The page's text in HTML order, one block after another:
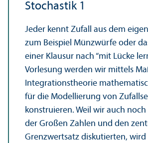
Stochastik 1
Jeder kennt Zufall aus dem
zum Beispiel Münzwürfe oder
einer Klausur nach “mit Lücke
Vorlesung werden wir mittels
Integrationstheorie
für die Modellierung von
konstruieren. Weil wir auch noch
der Großen Zahlen und den
Grenzwertsatz diskutierten, wird